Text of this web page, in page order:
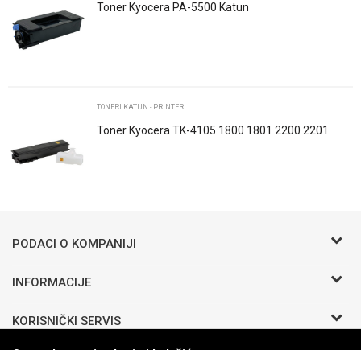
Trenutno nema komentara
Toner Kyocera PA-5500 Katun
TONERI KATUN - PRINTERI
Toner Kyocera TK-4105 1800 1801 2200 2201
PODACI O KOMPANIJI
BIRO COMMERCE D.O.O
Bosanska b.b.
INFORMACIJE
Zaposlenje
KORISNIČKI SERVIS